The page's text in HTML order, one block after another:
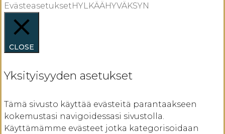
EvästeasetuksetHYLKÄÄHYVÄKSYN
CLOSE
Yksityisyyden asetukset
Tämä sivusto käyttää evästeitä parantaakseen
kokemustasi navigoidessasi sivustolla.
Käyttämämme evästeet jotka kategorisoidaan